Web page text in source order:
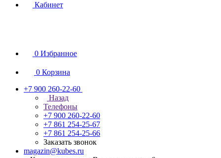
Кабинет
0 Избранное
0 Корзина
+7 900 260-22-60
Назад
Телефоны
+7 900 260-22-60
+7 861 254-25-67
+7 861 254-25-66
Заказать звонок
magazin@kubes.ru